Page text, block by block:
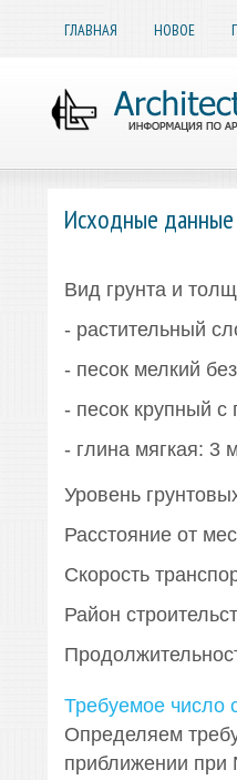
ГЛАВНАЯ НОВОЕ
Исходные данные
Вид грунта и
- растительный
- песок мелкий
- песок крупный
- глина мягкая: 3
Уровень
Расстояние от
Скорость
Район
Требуемое число
Определяем
приближении при